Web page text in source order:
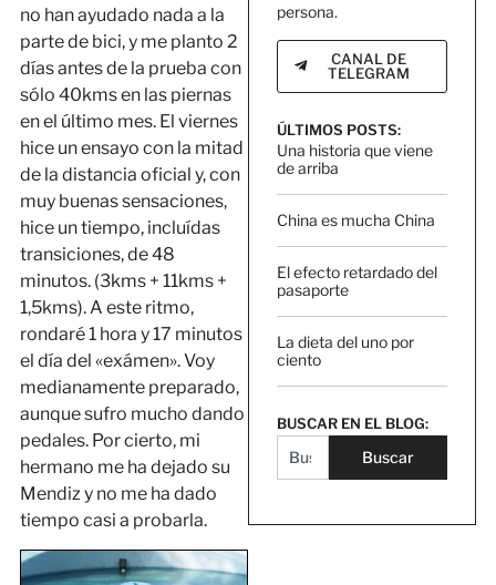
no han ayudado nada a la
parte de bici, y me planto 2
días antes de la prueba con
sólo 40kms en las piernas
en el último mes. El viernes
hice un ensayo con la mitad
de la distancia oficial y, con
muy buenas sensaciones,
hice un tiempo, incluídas
transiciones, de 48
minutos. (3kms + 11kms +
1,5kms). A este ritmo,
rondaré 1 hora y 17 minutos
el día del «exámen». Voy
medianamente preparado,
aunque sufro mucho dando
pedales. Por cierto, mi
hermano me ha dejado su
Mendiz y no me ha dado
tiempo casi a probarla.
persona.
CANAL DE
TELEGRAM
ÚLTIMOS POSTS:
Una historia que viene
de arriba
China es mucha China
El efecto retardado del
pasaporte
La dieta del uno por
ciento
BUSCAR EN EL BLOG:
Buscar